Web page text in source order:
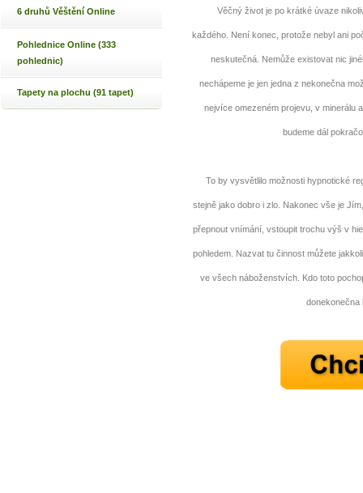
6 druhů Věštění Online
Pohlednice Online (333
pohlednic)
Tapety na plochu (91 tapet)
Věčný život je po krátké úvaze
každého. Není konec, protože nebyl ani
neskutečná. Nemůže existovat nic
nechápeme je jen jedna z nekonečna
nejvíce omezeném projevu, v minerálu
budeme dál
To by vysvětlilo možnosti hypnotické
stejně jako dobro i zlo. Nakonec vše je
přepnout vnímání, vstoupit trochu výš v
pohledem. Nazvat tu činnost můžete
ve všech náboženstvích. Kdo toto
donekonečna